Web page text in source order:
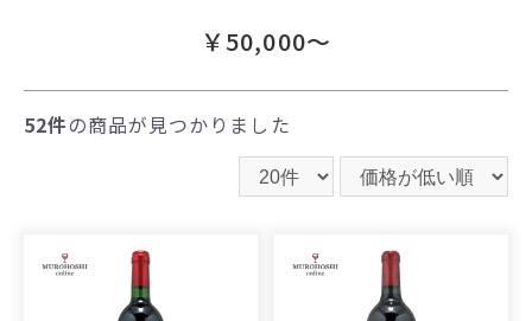
￥50,000～
52件の商品が見つかりました